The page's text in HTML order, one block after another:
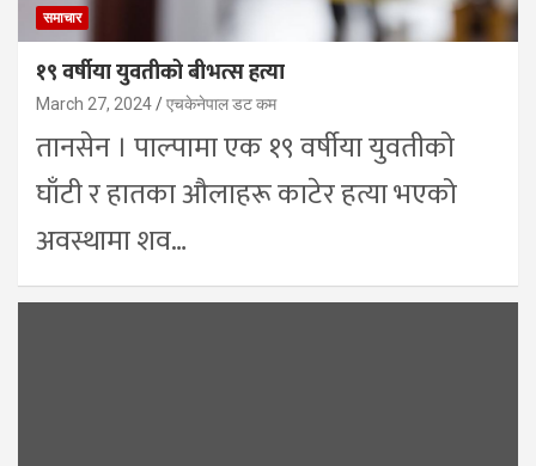
समाचार
१९ वर्षीया युवतीको बीभत्स हत्या
March 27, 2024 एचकेनेपाल डट कम
तानसेन । पाल्पामा एक १९ वर्षीया युवतीको
घाँटी र हातका औलाहरू काटेर हत्या भएको
अवस्थामा शव…